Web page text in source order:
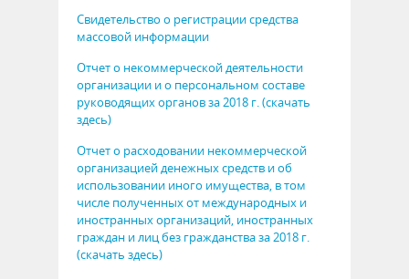
Свидетельство о регистрации средства
массовой информации
Отчет о некоммерческой деятельности
организации и о персональном составе
руководящих органов за 2018 г. (скачать
здесь)
Отчет о расходовании некоммерческой
организацией денежных средств и об
использовании иного имущества, в том
числе полученных от международных и
иностранных организаций, иностранных
граждан и лиц без гражданства за 2018 г.
(скачать здесь)